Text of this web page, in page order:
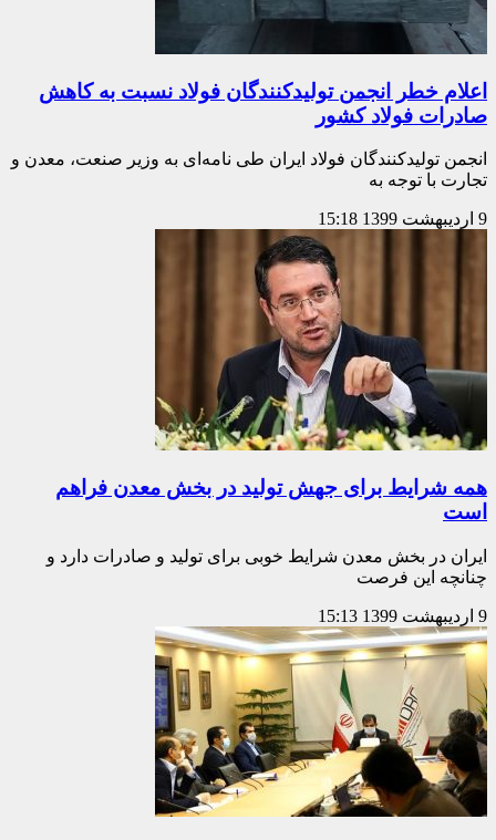
اعلام خطر انجمن تولیدکنندگان فولاد نسبت به کاهش
صادرات فولاد کشور
انجمن تولیدکنندگان فولاد ایران طی نامه‌ای به وزیر صنعت، معدن و
تجارت با توجه به
9 اردیبهشت 1399 15:18
همه شرایط برای جهش تولید در بخش معدن فراهم
است
ایران در بخش معدن شرایط خوبی برای تولید و صادرات دارد و
چنانچه این فرصت
9 اردیبهشت 1399 15:13